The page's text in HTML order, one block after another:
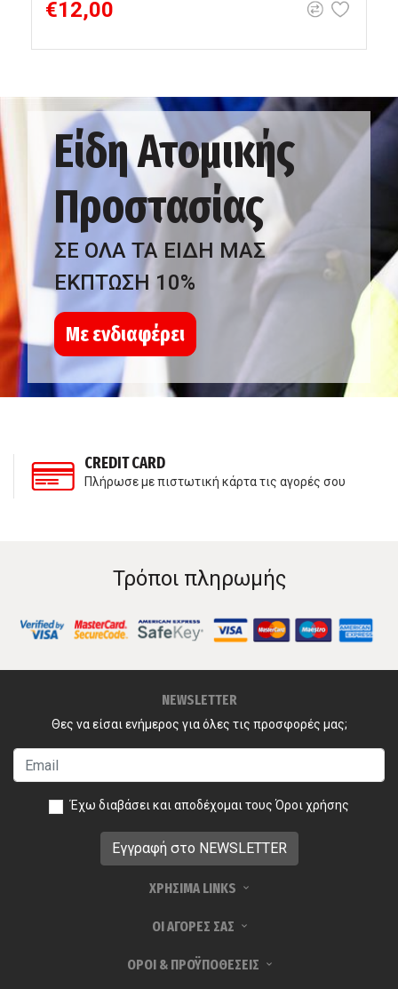
€12,00
Είδη Ατομικής
Προστασίας
ΣΕ ΟΛΑ ΤΑ ΕΙΔΗ ΜΑΣ
ΕΚΠΤΩΣΗ 10%
Με ενδιαφέρει
CREDIT CARD
Πλήρωσε με πιστωτική κάρτα τις αγορές σου
Τρόποι πληρωμής
NEWSLETTER
Θες να είσαι ενήμερος για όλες τις προσφορές μας;
Έχω διαβάσει και αποδέχομαι τους Όροι χρήσης
ΧΡΗΣΙΜΑ LINKS
ΟΙ ΑΓΟΡΕΣ ΣΑΣ
ΟΡΟΙ & ΠΡΟΫΠΟΘΕΣΕΙΣ